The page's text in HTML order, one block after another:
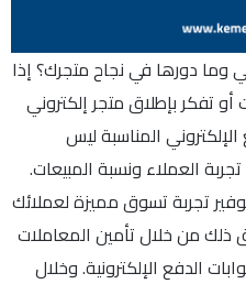
وما دورها في نجاح متجرك؟ إذا
أو تفكر بإطلاق متجر إلكتروني
المناسبة ليس
العملاء ونسبة المبيعات.
تجربة تسوق مميزة لعملائك
ذلك من خلال تأمين المعاملات
الدفع الإلكترونية. وخلال